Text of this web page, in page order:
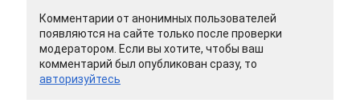
Комментарии от анонимных пользователей
появляются на сайте только после проверки
модератором. Если вы хотите, чтобы ваш
комментарий был опубликован сразу, то
авторизуйтесь